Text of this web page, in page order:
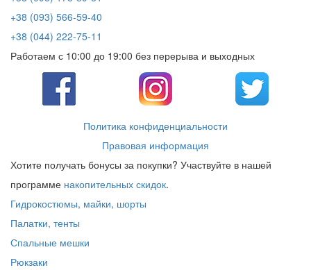
+38 (093) 566-59-40
+38 (044) 222-75-11
Работаем с 10:00 до 19:00 без перерыва и выходных
Политика конфиденциальности
Правовая информация
Хотите получать бонусы за покупки? Участвуйте в нашей
программе накопительных скидок.
Гидрокостюмы, майки, шорты
Палатки, тенты
Спальные мешки
Рюкзаки